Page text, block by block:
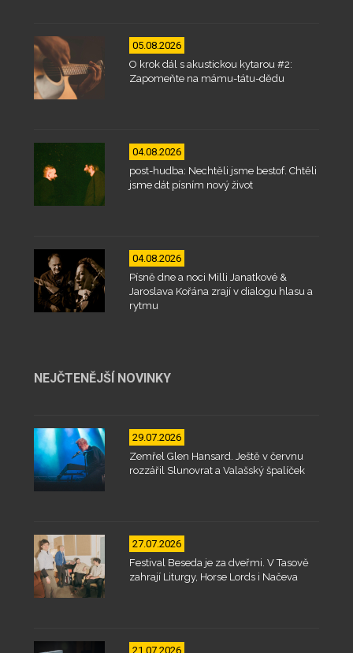
05.08.2026
O krok dál s akustickou kytarou #2:
Zapomeňte na mámu-tátu-dědu
04.08.2026
post-hudba: Nechtěli jsme bestof. Chtěli
jsme dát písním nový život
04.08.2026
Písně dne a noci Milli Janatkové &
Jaroslava Kořána zrají v dialogu hlasu a
rytmu
NEJČTENĚJŠÍ NOVINKY
29.07.2026
Zemřel Glen Hansard. Ještě v červnu
rozzářil Slunovrat a Valašský špalíček
27.07.2026
Festival Beseda je za dveřmi. V Tasově
zahrají Liturgy, Horse Lords i Načeva
21.07.2026